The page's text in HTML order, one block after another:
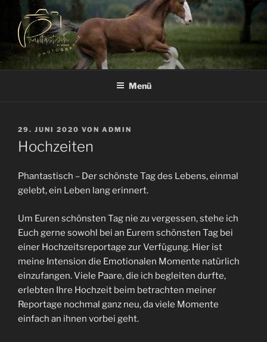
Inhalt
springen
PHANTASTISCH
Photographie by Bianca&Patrick Weegen
Menü
VERÖFFENTLICHT
AM
29. JUNI 2020 VON ADMIN
Hochzeiten
Phantastisch – Der schönste Tag des Lebens, einmal
gelebt, ein Leben lang erinnert.
Um Euren schönsten Tag nie zu vergessen, stehe ich
Euch gerne sowohl bei an Eurem schönsten Tag bei
einer Hochzeitsreportage zur Verfügung. Hier ist
meine Intension die Emotionalen Momente natürlich
einzufangen. Viele Paare, die ich begleiten durfte,
erlebten Ihre Hochzeit beim betrachten meiner
Reportage nochmal ganz neu, da viele Momente
einfach an ihnen vorbei geht.